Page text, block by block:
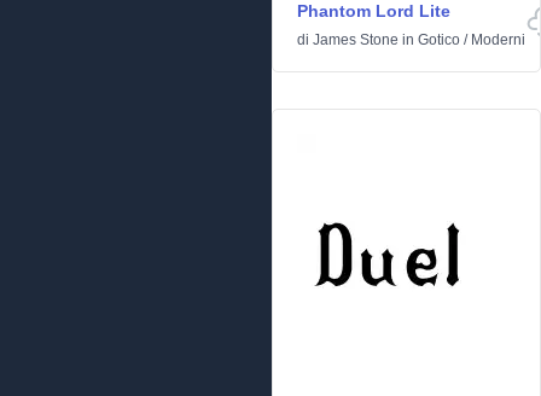
Phantom Lord Lite
di James Stone in Gotico / Moderni